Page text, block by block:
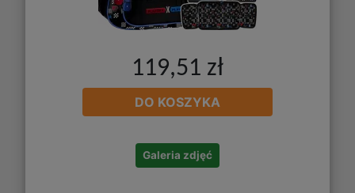
119,51 zł
DO KOSZYKA
Galeria zdjęć